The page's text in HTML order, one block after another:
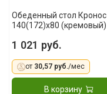
Обеденный стол Кронос
140(172)x80 (кремовый)
1 021 руб.
от 30,57 руб./мес
В корзину